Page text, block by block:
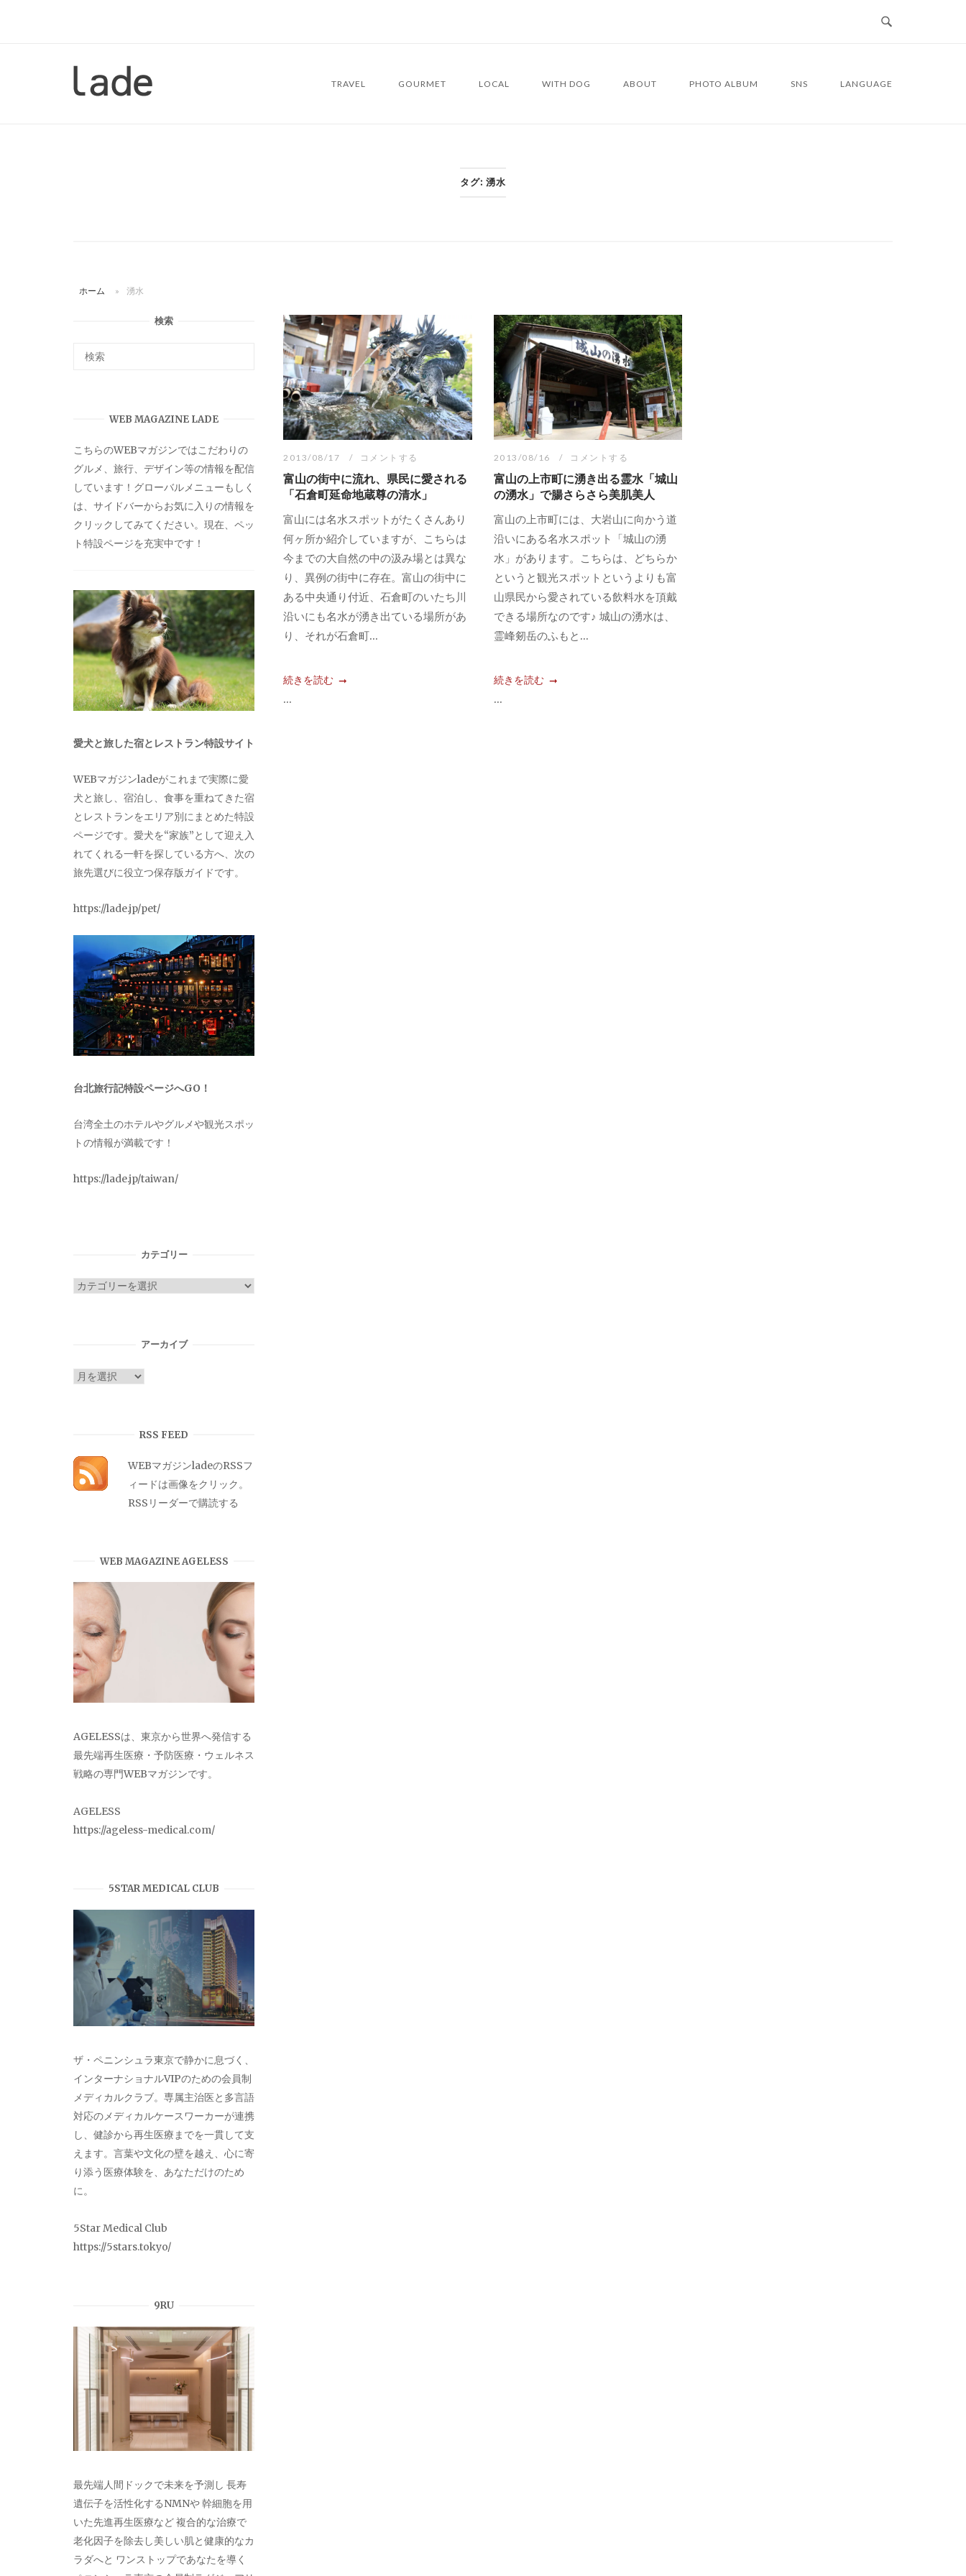
ー
TRAVEL GOURMET LOCAL WITH DOG ABOUT PHOTO ALBUM SNS LANGUAGE
タグ: 湧水
ホーム » 湧水
2013/08/17 コメントする
富山の街中に流れ、県民に愛される
「石倉町延命地蔵尊の清水」
富山には名水スポットがたくさんあり
何ヶ所か紹介していますが、こちらは
今までの大自然の中の汲み場とは異な
り、異例の街中に存在。富山の街中に
ある中央通り付近、石倉町のいたち川
沿いにも名水が湧き出ている場所があ
り、それが石倉町...
続きを読む
...
2013/08/16 コメントする
富山の上市町に湧き出る霊水「城山
の湧水」で腸さらさら美肌美人
富山の上市町には、大岩山に向かう道
沿いにある名水スポット「城山の湧
水」があります。こちらは、どちらか
というと観光スポットというよりも富
山県民から愛されている飲料水を頂戴
できる場所なのです♪ 城山の湧水は、
霊峰剱岳のふもと...
続きを読む
...
検索
WEB MAGAZINE LADE
こちらのWEBマガジンではこだわりの
グルメ、旅行、デザイン等の情報を配信
しています！グローバルメニューもしく
は、サイドバーからお気に入りの情報を
クリックしてみてください。現在、ペッ
ト特設ページを充実中です！
愛犬と旅した宿とレストラン特設サイト
WEBマガジンladeがこれまで実際に愛
犬と旅し、宿泊し、食事を重ねてきた宿
とレストランをエリア別にまとめた特設
ページです。愛犬を“家族”として迎え入
れてくれる一軒を探している方へ、次の
旅先選びに役立つ保存版ガイドです。
https://lade.jp/pet/
台北旅行記特設ページへGO！
台湾全土のホテルやグルメや観光スポッ
トの情報が満載です！
https://lade.jp/taiwan/
カテゴリー
カ
アーカイブ
ア
RSS FEED
WEBマガジンladeのRSSフ
ィードは画像をクリック。
RSSリーダーで購読する
WEB MAGAZINE AGELESS
AGELESSは、東京から世界へ発信する
最先端再生医療・予防医療・ウェルネス
戦略の専門WEBマガジンです。
AGELESS
https://ageless-medical.com/
5STAR MEDICAL CLUB
ザ・ペニンシュラ東京で静かに息づく、
インターナショナルVIPのための会員制
メディカルクラブ。専属主治医と多言語
対応のメディカルケースワーカーが連携
し、健診から再生医療までを一貫して支
えます。言葉や文化の壁を越え、心に寄
り添う医療体験を、あなただけのため
に。
5Star Medical Club
https://5stars.tokyo/
9RU
最先端人間ドックで未来を予測し 長寿
遺伝子を活性化するNMNや 幹細胞を用
いた先進再生医療など 複合的な治療で
老化因子を除去し美しい肌と健康的なカ
ラダへと ワンストップであなたを導く